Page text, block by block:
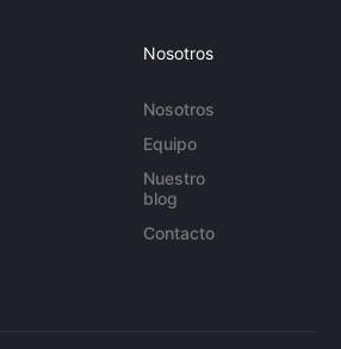
Nosotros
Nosotros
Equipo
Nuestro
blog
Contacto